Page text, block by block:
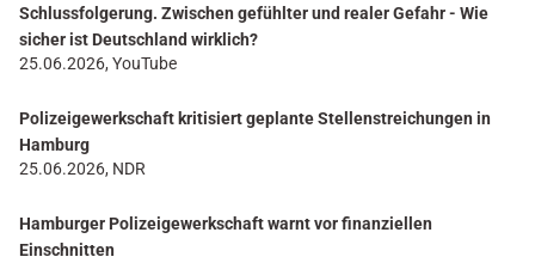
Schlussfolgerung. Zwischen gefühlter und realer Gefahr - Wie
sicher ist Deutschland wirklich?
25.06.2026, YouTube
Polizeigewerkschaft kritisiert geplante Stellenstreichungen in
Hamburg
25.06.2026, NDR
Hamburger Polizeigewerkschaft warnt vor finanziellen
Einschnitten